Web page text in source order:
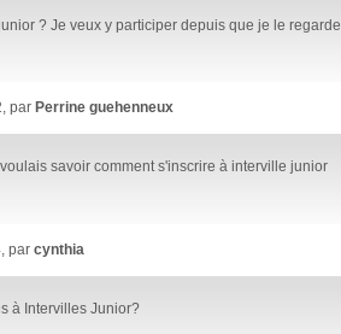
? Je veux y participer depuis que je le regarde
par Perrine guehenneux
savoir comment s'inscrire à interville junior
par cynthia
à Intervilles Junior?